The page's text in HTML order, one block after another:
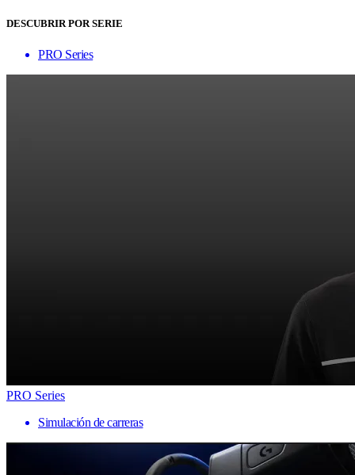
DESCUBRIR POR SERIE
PRO Series
PRO Series
Simulación de carreras